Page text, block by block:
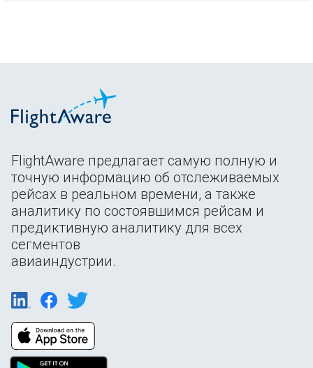
FlightAware предлагает самую полную и
точную информацию об отслеживаемых
рейсах в реальном времени, а также
аналитику по состоявшимся рейсам и
предиктивную аналитику для всех
сегментов
авиаиндустрии.